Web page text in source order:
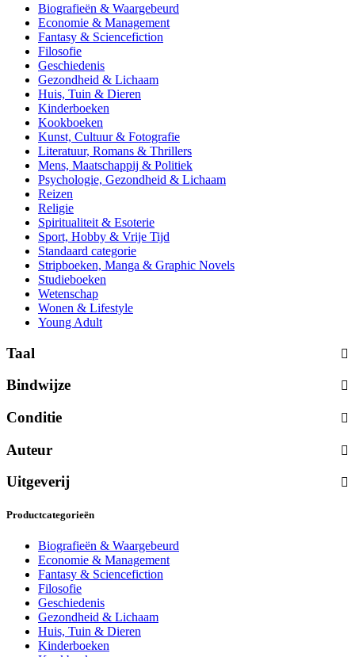
Biografieën & Waargebeurd
Economie & Management
Fantasy & Sciencefiction
Filosofie
Geschiedenis
Gezondheid & Lichaam
Huis, Tuin & Dieren
Kinderboeken
Kookboeken
Kunst, Cultuur & Fotografie
Literatuur, Romans & Thrillers
Mens, Maatschappij & Politiek
Psychologie, Gezondheid & Lichaam
Reizen
Religie
Spiritualiteit & Esoterie
Sport, Hobby & Vrije Tijd
Standaard categorie
Stripboeken, Manga & Graphic Novels
Studieboeken
Wetenschap
Wonen & Lifestyle
Young Adult
Taal
Bindwijze
Conditie
Auteur
Uitgeverij
Productcategorieën
Biografieën & Waargebeurd
Economie & Management
Fantasy & Sciencefiction
Filosofie
Geschiedenis
Gezondheid & Lichaam
Huis, Tuin & Dieren
Kinderboeken